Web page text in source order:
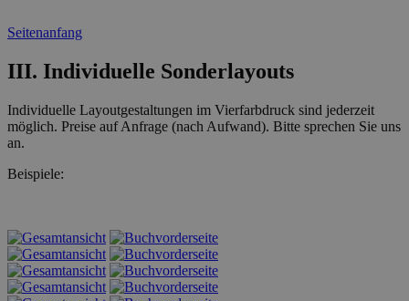
Seitenanfang
III. Individuelle Sonderlayouts
Individuelle Layoutgestaltungen im Vierfarbdruck sind jederzeit
möglich. Preise auf Anfrage (nach Aufwand). Bitte sprechen Sie uns
an.
Beispiele: